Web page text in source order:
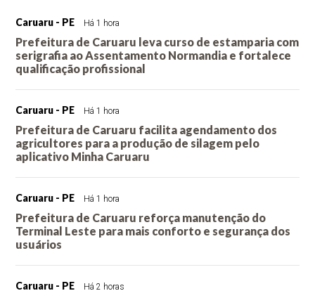
Caruaru - PE Há 1 hora
Prefeitura de Caruaru leva curso de estamparia com
serigrafia ao Assentamento Normandia e fortalece
qualificação profissional
Caruaru - PE Há 1 hora
Prefeitura de Caruaru facilita agendamento dos
agricultores para a produção de silagem pelo
aplicativo Minha Caruaru
Caruaru - PE Há 1 hora
Prefeitura de Caruaru reforça manutenção do
Terminal Leste para mais conforto e segurança dos
usuários
Caruaru - PE Há 2 horas